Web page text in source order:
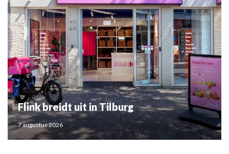
Flink breidt uit in Tilburg
7 augustus 2026